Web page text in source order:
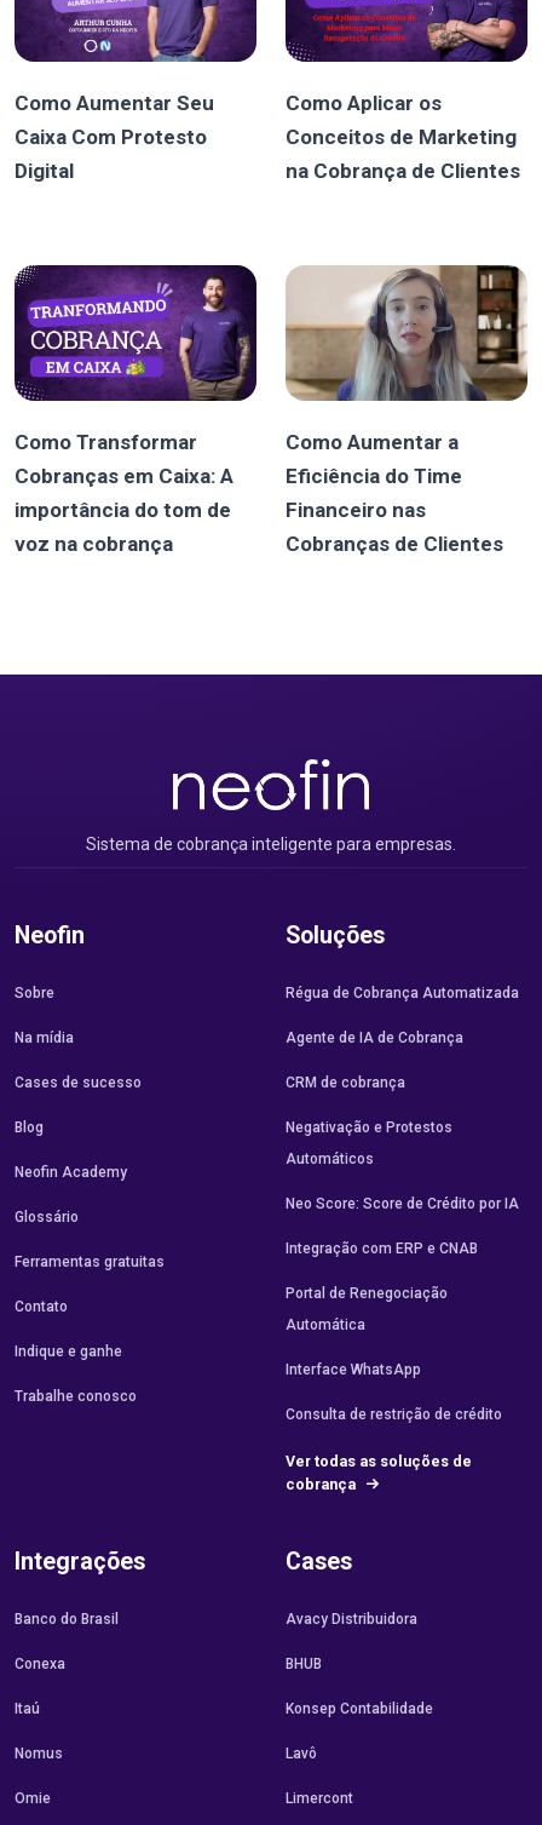
Como Aumentar Seu
Caixa Com Protesto
Digital
Como Aplicar os
Conceitos de Marketing
na Cobrança de Clientes
Como Transformar
Cobranças em Caixa: A
importância do tom de
voz na cobrança
Como Aumentar a
Eficiência do Time
Financeiro nas
Cobranças de Clientes
Sistema de cobrança inteligente para empresas.
Neofin
Sobre
Na mídia
Cases de sucesso
Blog
Neofin Academy
Glossário
Ferramentas gratuitas
Contato
Indique e ganhe
Trabalhe conosco
Soluções
Régua de Cobrança Automatizada
Agente de IA de Cobrança
CRM de cobrança
Negativação e Protestos
Automáticos
Neo Score: Score de Crédito por IA
Integração com ERP e CNAB
Portal de Renegociação
Automática
Interface WhatsApp
Consulta de restrição de crédito
Ver todas as soluções de
cobrança
Integrações
Banco do Brasil
Conexa
Itaú
Nomus
Omie
Cases
Avacy Distribuidora
BHUB
Konsep Contabilidade
Lavô
Limercont